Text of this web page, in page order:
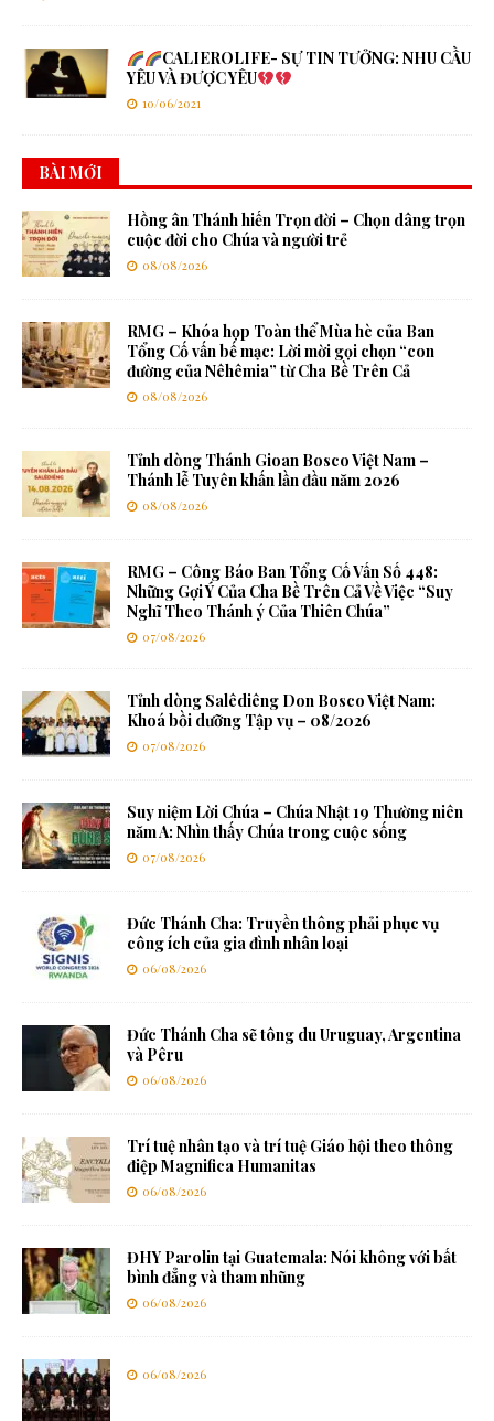
CALIEROLIFE- SỰ TIN TƯỞNG: NHU CẦU
YÊU VÀ ĐƯỢC YÊU
10/06/2021
BÀI MỚI
Hồng ân Thánh hiến Trọn đời – Chọn dâng trọn
cuộc đời cho Chúa và người trẻ
08/08/2026
RMG – Khóa họp Toàn thể Mùa hè của Ban
Tổng Cố vấn bế mạc: Lời mời gọi chọn “con
đường của Nêhêmia” từ Cha Bề Trên Cả
08/08/2026
Tỉnh dòng Thánh Gioan Bosco Việt Nam –
Thánh lễ Tuyên khấn lần đầu năm 2026
08/08/2026
RMG – Công Báo Ban Tổng Cố Vấn Số 448:
Những Gợi Ý Của Cha Bề Trên Cả Về Việc “Suy
Nghĩ Theo Thánh ý Của Thiên Chúa”
07/08/2026
Tỉnh dòng Salêdiêng Don Bosco Việt Nam:
Khoá bồi dưỡng Tập vụ – 08/2026
07/08/2026
Suy niệm Lời Chúa – Chúa Nhật 19 Thường niên
năm A: Nhìn thấy Chúa trong cuộc sống
07/08/2026
Đức Thánh Cha: Truyền thông phải phục vụ
công ích của gia đình nhân loại
06/08/2026
Đức Thánh Cha sẽ tông du Uruguay, Argentina
và Pêru
06/08/2026
Trí tuệ nhân tạo và trí tuệ Giáo hội theo thông
điệp Magnifica Humanitas
06/08/2026
ĐHY Parolin tại Guatemala: Nói không với bất
bình đẳng và tham nhũng
06/08/2026
06/08/2026